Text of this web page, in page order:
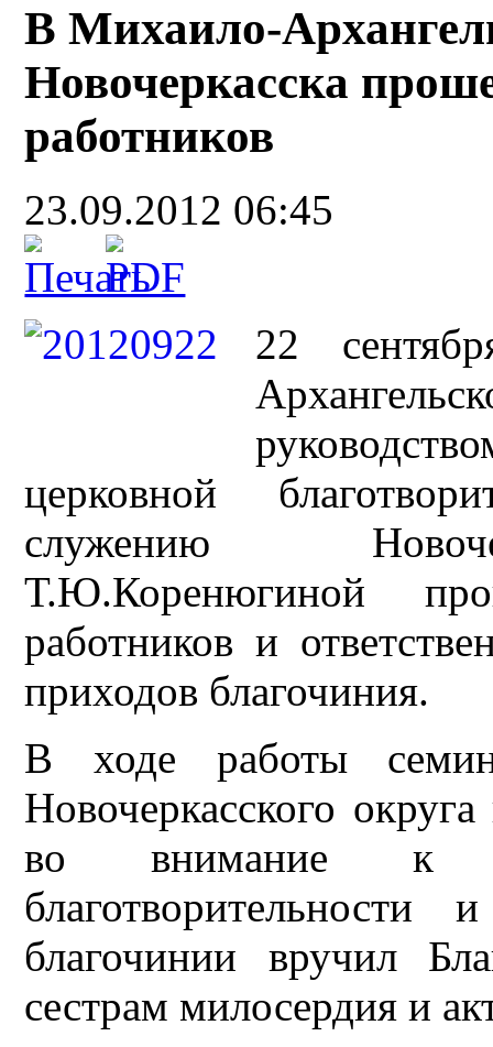
В Михаило-
Новочеркасска
работников
23.09.2012 06:45
22
церковной
служению
Т.Ю.Коренюгиной
работников и
приходов благочиния.
В ходе работы
Новочеркасского
во внимание к
благочинии вручил
сестрам милосердия и